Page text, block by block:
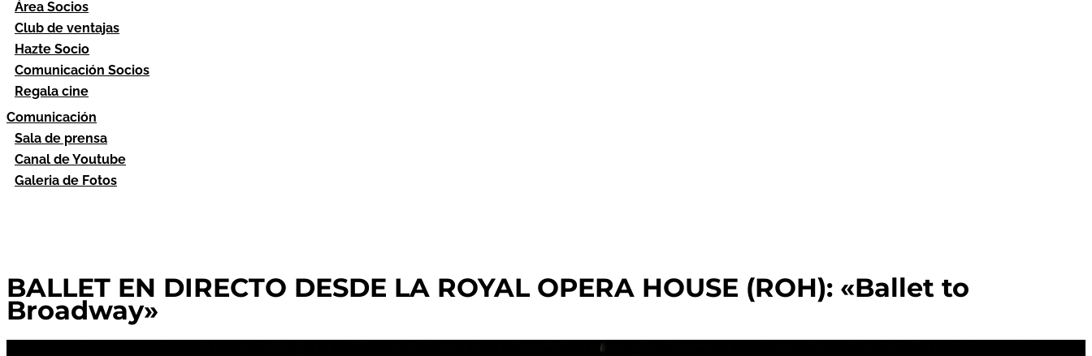
Área Socios
Club de ventajas
Hazte Socio
Comunicación Socios
Regala cine
Comunicación
Sala de prensa
Canal de Youtube
Galeria de Fotos
BALLET EN DIRECTO DESDE LA ROYAL OPERA HOUSE (ROH): «Ballet to
Broadway»